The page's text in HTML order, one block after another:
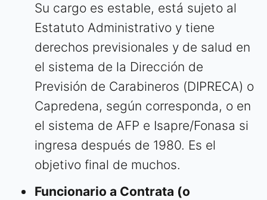
Su cargo es estable, está sujeto al
Estatuto Administrativo y tiene
derechos previsionales y de salud en
el sistema de la Dirección de
Previsión de Carabineros (DIPRECA) o
Capredena, según corresponda, o en
el sistema de AFP e Isapre/Fonasa si
ingresa después de 1980. Es el
objetivo final de muchos.
Funcionario a Contrata (o